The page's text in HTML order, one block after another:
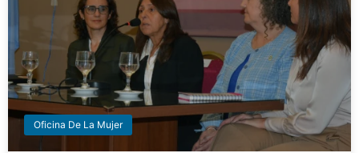
Oficina De La Mujer